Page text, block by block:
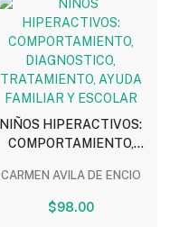
NIÑOS HIPERACTIVOS:
COMPORTAMIENTO,
TRATAMIENTO, AYUDA
FAMILIAR Y ESCOLAR
CARMEN AVILA DE ENCIO
$98.00